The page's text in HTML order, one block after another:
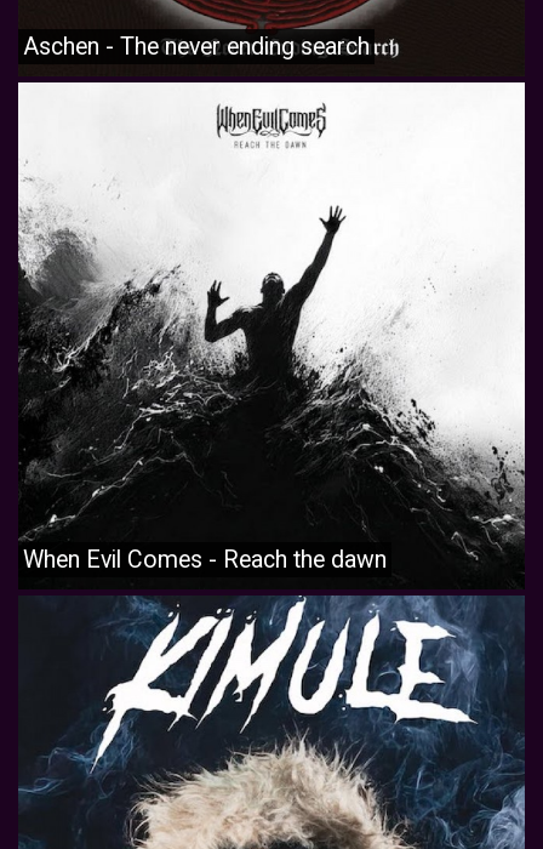
Aschen - The never ending search
When Evil Comes - Reach the dawn